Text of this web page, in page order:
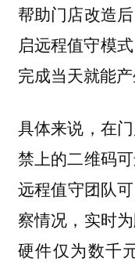
帮助门店改造
启远程值守模
完成当天就能产
具体来说，在
禁上的二维码
远程值守团队
察情况，实时
硬件仅为数千